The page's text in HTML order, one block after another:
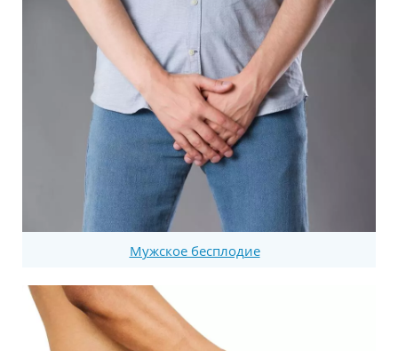
Мужское бесплодие